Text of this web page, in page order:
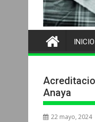
INICIO
Anaya
22 mayo, 2024